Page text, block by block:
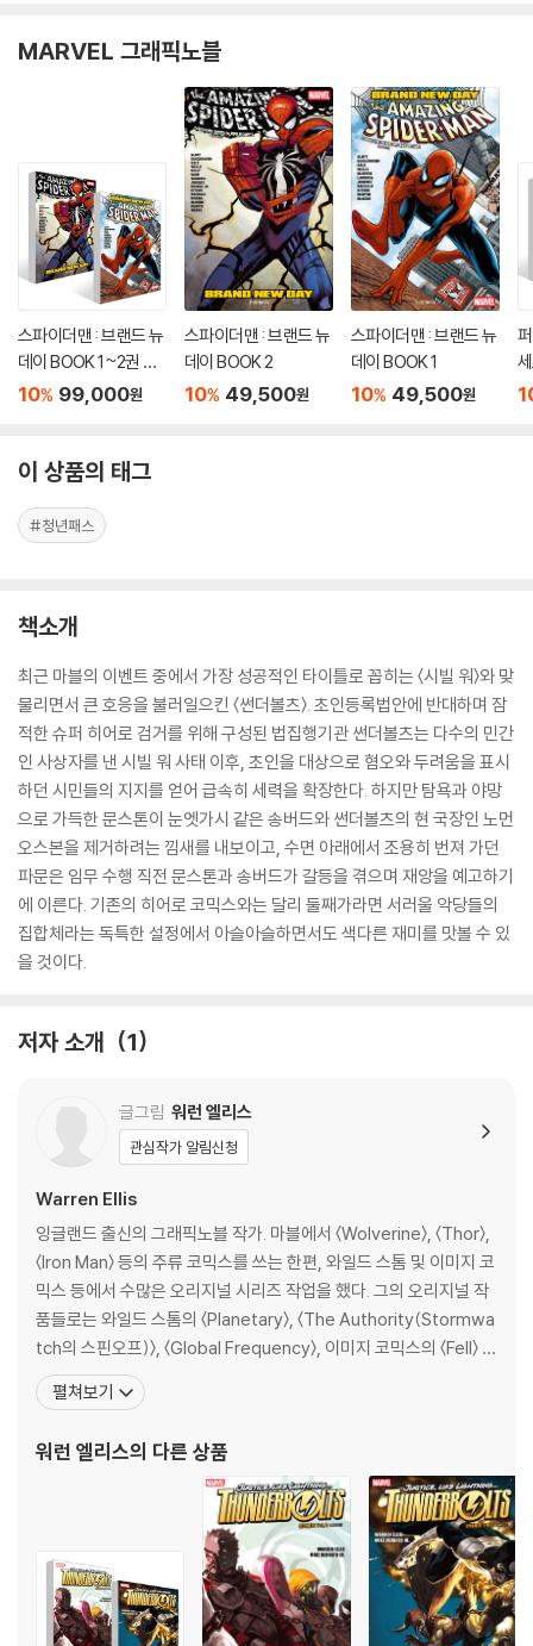
MARVEL 그래픽노블
스파이더맨 : 브랜드 뉴
데이 BOOK 1~2권 세
트
10% 99,000원
스파이더맨 : 브랜드 뉴
데이 BOOK 2
10% 49,500원
스파이더맨 : 브랜드 뉴
데이 BOOK 1
10% 49,500원
이 상품의 태그
#청년패스
책소개
최근 마블의 이벤트 중에서 가장 성공적인 타이틀로 꼽히는 〈시빌 워〉와 맞
물리면서 큰 호응을 불러일으킨 〈썬더볼츠〉. 초인등록법안에 반대하며 잠
적한 슈퍼 히어로 검거를 위해 구성된 법집행기관 썬더볼츠는 다수의 민간
인 사상자를 낸 시빌 워 사태 이후, 초인을 대상으로 혐오와 두려움을 표시
하던 시민들의 지지를 얻어 급속히 세력을 확장한다. 하지만 탐욕과 야망
으로 가득한 문스톤이 눈엣가시 같은 송버드와 썬더볼츠의 현 국장인 노먼
오스본을 제거하려는 낌새를 내보이고, 수면 아래에서 조용히 번져 가던
파문은 임무 수행 직전 문스톤과 송버드가 갈등을 겪으며 재앙을 예고하기
에 이른다. 기존의 히어로 코믹스와는 달리 둘째가라면 서러울 악당들의
집합체라는 독특한 설정에서 아슬아슬하면서도 색다른 재미를 맛볼 수 있
을 것이다.
저자 소개 1
글그림 워런 엘리스
관심작가 알림신청
Warren Ellis
잉글랜드 출신의 그래픽노블 작가. 마블에서 〈Wolverine〉, 〈Thor〉,
〈Iron Man〉 등의 주류 코믹스를 쓰는 한편, 와일드 스톰 및 이미지 코
믹스 등에서 수많은 오리지널 시리즈 작업을 했다. 그의 오리지널 작
품들로는 와일드 스톰의 〈Planetary〉, 〈The Authority(Stormwa
tch의 스핀오프)〉, 〈Global Frequency〉, 이미지 코믹스의 〈Fell〉 등
이 있다. 헬릭스 임프린트에서 시작했으나 후에 버티고로 옮겨 출간
된 〈Transmetropolitan〉은 코믹스 역사상 가장 성공적인 비 히어
펼쳐보기
워런 엘리스의 다른 상품